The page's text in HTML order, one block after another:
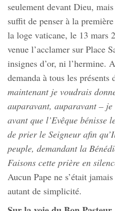
seulement devant Dieu,
suffit de penser à la
la loge vaticane, le 13 mars
venue l’acclamer sur Place
insignes d’or, ni l’hermine.
demanda à tous les
maintenant je voudrais
auparavant, auparavant – je
avant que l’Evêque bénisse
de prier le Seigneur afin
peuple, demandant la
Faisons cette prière en
Aucun Pape ne s’était
autant de simplicité.